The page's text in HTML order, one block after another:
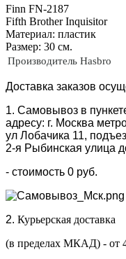
Finn FN-2187
Fifth Brother Inquisitor
Материал: пластик
Размер: 30 см.
Производитель Hasbro
Доставка заказов
1. Самовывоз в
адресу: г. Москва
ул Лобачика 11,
2-я Рыбинская улица
- стоимость 0 руб.
2. Курьерская доставка
(в пределах МКАД) - от